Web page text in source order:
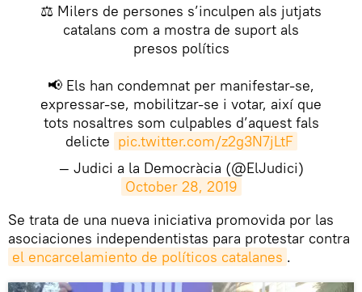
⚖️ Milers de persones s’inculpen als jutjats
catalans com a mostra de suport als
presos polítics
📢 Els han condemnat per manifestar-se,
expressar-se, mobilitzar-se i votar, així que
tots nosaltres som culpables d’aquest fals
delicte pic.twitter.com/z2g3N7jLtF
— Judici a la Democràcia (@ElJudici)
October 28, 2019
​Se trata de una nueva iniciativa promovida por las
asociaciones independentistas para protestar contra
el encarcelamiento de políticos catalanes .